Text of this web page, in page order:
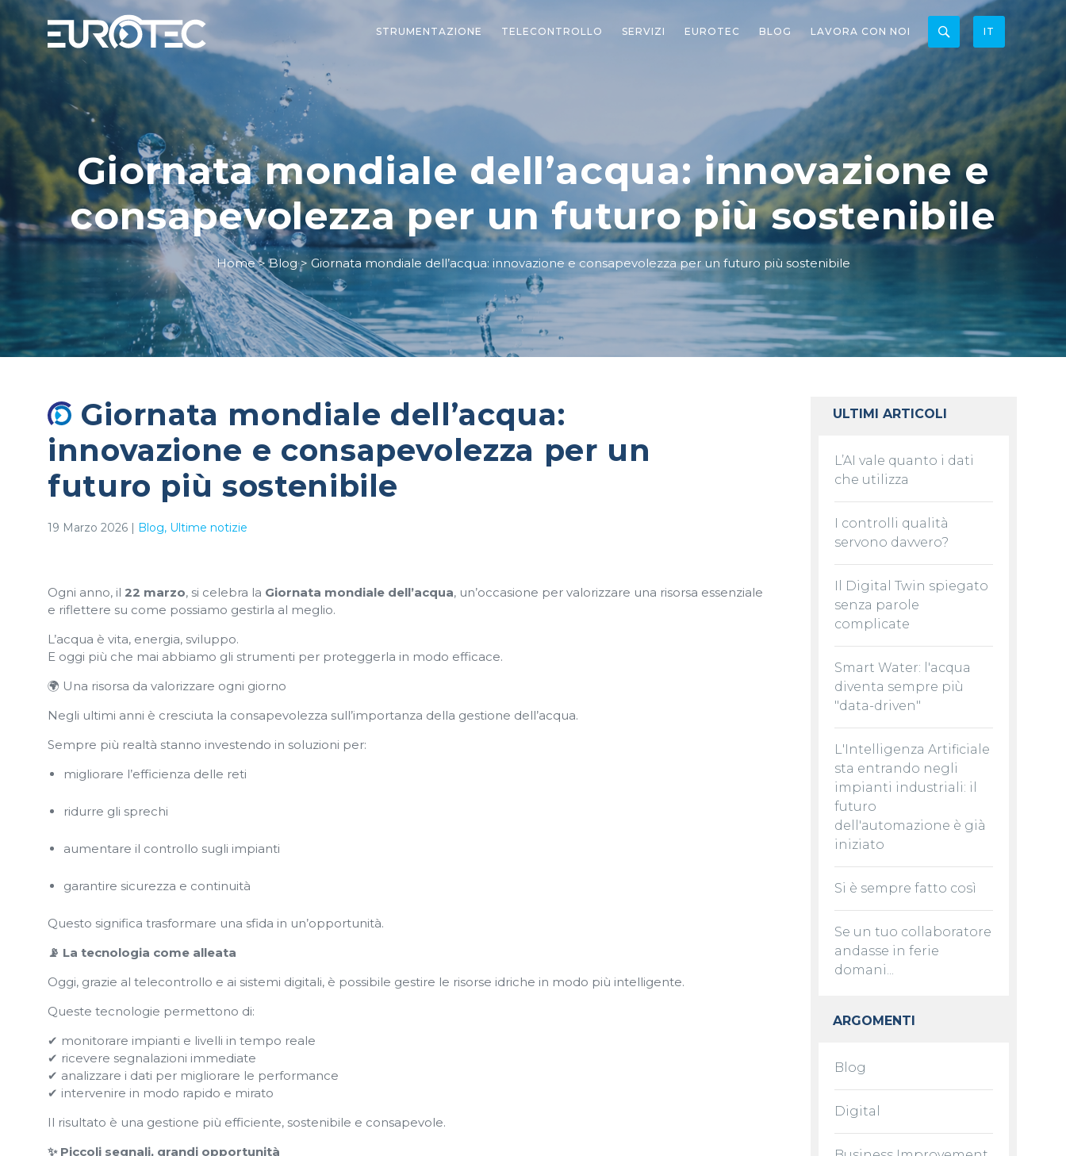
STRUMENTAZIONE TELECONTROLLO SERVIZI EUROTEC BLOG LAVORA CON NOI IT
Giornata mondiale dell’acqua: innovazione e
consapevolezza per un futuro più sostenibile
Home>Blog> Giornata mondiale dell’acqua: innovazione e consapevolezza per un futuro più sostenibile
Giornata mondiale dell’acqua:
innovazione e consapevolezza per un
futuro più sostenibile
19 Marzo 2026 | Blog Ultime notizie
Ogni anno, il 22 marzo, si celebra la Giornata mondiale dell’acqua, un’occasione per valorizzare una risorsa essenziale
e riflettere su come possiamo gestirla al meglio.
L’acqua è vita, energia, sviluppo.
E oggi più che mai abbiamo gli strumenti per proteggerla in modo efficace.
🌍 Una risorsa da valorizzare ogni giorno
Negli ultimi anni è cresciuta la consapevolezza sull’importanza della gestione dell’acqua.
Sempre più realtà stanno investendo in soluzioni per:
migliorare l’efficienza delle reti
ridurre gli sprechi
aumentare il controllo sugli impianti
garantire sicurezza e continuità
Questo significa trasformare una sfida in un’opportunità.
📡 La tecnologia come alleata
Oggi, grazie al telecontrollo e ai sistemi digitali, è possibile gestire le risorse idriche in modo più intelligente.
Queste tecnologie permettono di:
✔ monitorare impianti e livelli in tempo reale
✔ ricevere segnalazioni immediate
✔ analizzare i dati per migliorare le performance
✔ intervenire in modo rapido e mirato
Il risultato è una gestione più efficiente, sostenibile e consapevole.
✨ Piccoli segnali, grandi opportunità
ULTIMI ARTICOLI
L’AI vale quanto i dati
che utilizza
I controlli qualità
servono davvero?
Il Digital Twin spiegato
senza parole
complicate
Smart Water: l'acqua
diventa sempre più
"data-driven"
L'Intelligenza Artificiale
sta entrando negli
impianti industriali: il
futuro
dell'automazione è già
iniziato
Si è sempre fatto così
Se un tuo collaboratore
andasse in ferie
domani...
ARGOMENTI
Blog
Digital